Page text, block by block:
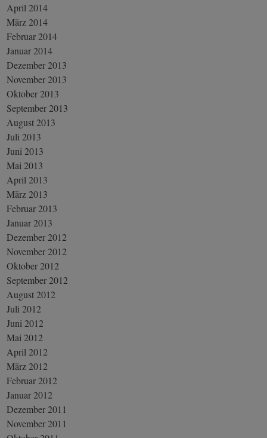
April 2014
März 2014
Februar 2014
Januar 2014
Dezember 2013
November 2013
Oktober 2013
September 2013
August 2013
Juli 2013
Juni 2013
Mai 2013
April 2013
März 2013
Februar 2013
Januar 2013
Dezember 2012
November 2012
Oktober 2012
September 2012
August 2012
Juli 2012
Juni 2012
Mai 2012
April 2012
März 2012
Februar 2012
Januar 2012
Dezember 2011
November 2011